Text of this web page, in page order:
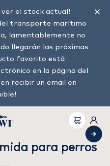
el stock actual!
transporte marítimo
lamentablemente no
llegarán las próximas
favorito está
en la página del
recibir un email en
para perros